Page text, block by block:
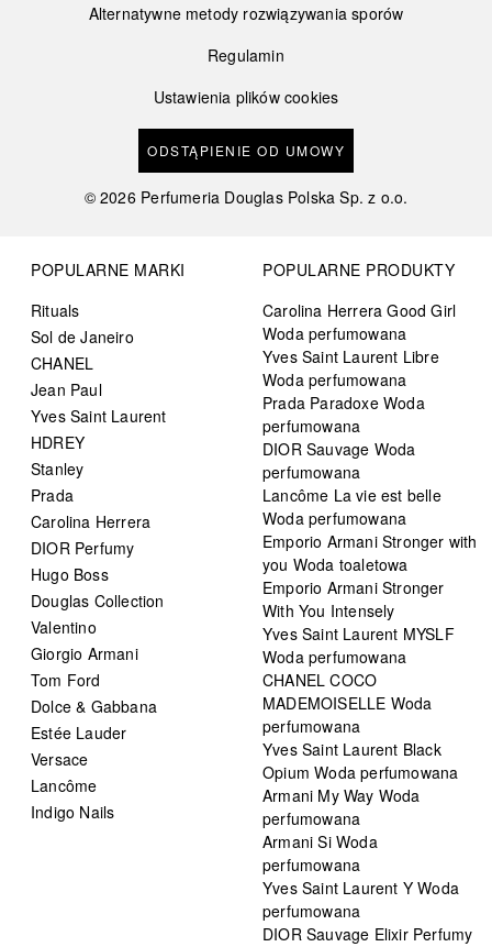
Alternatywne metody rozwiązywania sporów
Regulamin
Ustawienia plików cookies
ODSTĄPIENIE OD UMOWY
©2026 Perfumeria Douglas Polska Sp. z o.o.
POPULARNE MARKI
Rituals
Sol de Janeiro
CHANEL
Jean Paul
Yves Saint Laurent
HDREY
Stanley
Prada
Carolina Herrera
DIOR Perfumy
Hugo Boss
Douglas Collection
Valentino
Giorgio Armani
Tom Ford
Dolce & Gabbana
Estée Lauder
Versace
Lancôme
Indigo Nails
POPULARNE PRODUKTY
Carolina Herrera Good Girl
Woda perfumowana
Yves Saint Laurent Libre
Woda perfumowana
Prada Paradoxe Woda
perfumowana
DIOR Sauvage Woda
perfumowana
Lancôme La vie est belle
Woda perfumowana
Emporio Armani Stronger with
you Woda toaletowa
Emporio Armani Stronger
With You Intensely
Yves Saint Laurent MYSLF
Woda perfumowana
CHANEL COCO
MADEMOISELLE Woda
perfumowana
Yves Saint Laurent Black
Opium Woda perfumowana
Armani My Way Woda
perfumowana
Armani Si Woda
perfumowana
Yves Saint Laurent Y Woda
perfumowana
DIOR Sauvage Elixir Perfumy